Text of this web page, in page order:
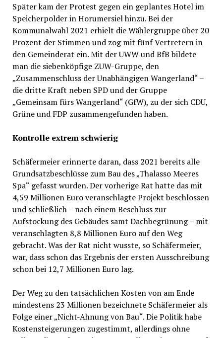
Später kam der Protest gegen ein geplantes Hotel im
Speicherpolder in Horumersiel hinzu. Bei der
Kommunalwahl 2021 erhielt die Wählergruppe über 20
Prozent der Stimmen und zog mit fünf Vertretern in
den Gemeinderat ein. Mit der UWW und BfB bildete
man die siebenköpfige ZUW-Gruppe, den
„Zusammenschluss der Unabhängigen Wangerland“ –
die dritte Kraft neben SPD und der Gruppe
„Gemeinsam fürs Wangerland“ (GfW), zu der sich CDU,
Grüne und FDP zusammengefunden haben.
Kontrolle extrem schwierig
Schäfermeier erinnerte daran, dass 2021 bereits alle
Grundsatzbeschlüsse zum Bau des „Thalasso Meeres
Spa“ gefasst wurden. Der vorherige Rat hatte das mit
4,59 Millionen Euro veranschlagte Projekt beschlossen
und schließlich – nach einem Beschluss zur
Aufstockung des Gebäudes samt Dachbegrünung – mit
veranschlagten 8,8 Millionen Euro auf den Weg
gebracht. Was der Rat nicht wusste, so Schäfermeier,
war, dass schon das Ergebnis der ersten Ausschreibung
schon bei 12,7 Millionen Euro lag.
Der Weg zu den tatsächlichen Kosten von am Ende
mindestens 23 Millionen bezeichnete Schäfermeier als
Folge einer „Nicht-Ahnung von Bau“. Die Politik habe
Kostensteigerungen zugestimmt, allerdings ohne